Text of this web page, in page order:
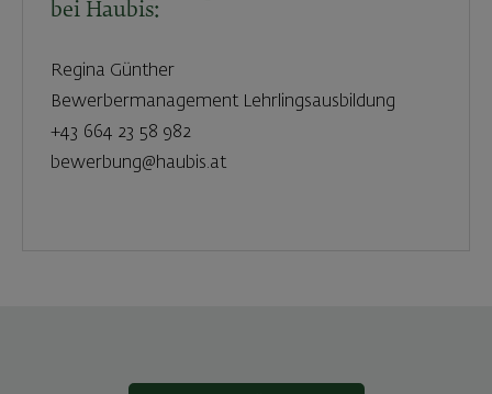
bei Haubis:
Regina Günther
Bewerbermanagement Lehrlingsausbildung
+43 664 23 58 982
bewerbung@haubis.at